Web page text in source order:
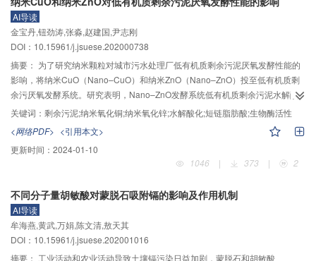
量的变化与试样摩擦磨损程度呈负相关：在水润滑条件下，随着纳米粒子含量
增加，摩擦系数与磨损率均出现明显降低，填充比例5%的复合材料摩擦学性能
最佳，摩擦系数整体较UHMWPE–橡胶材料降低35%，磨损率降低46.6%，磨
损表面形貌也随之发生改变；随着载荷的增加，复合材料的磨损率从1.25×10
mm3 /(N·m)降至0.40×10–6mm3/(N·m)。Nano–SiC的含量与工况载荷压力对摩
擦磨损均存在一定影响，即填充适量Nano–SiC的UHMWPE–橡胶复合材料能
减轻黏–滑现象，与一定工况压力下的对偶钢环组成的摩擦配副能有效改善摩擦
性能，有利于减小水润滑轴承的磨损，增强传动系统服役寿命。
AI导读
金宝丹,钮劲涛,张淼,赵建国,尹志刚
DOI：10.15961/j.jsuese.202000738
摘要： 为了研究纳米颗粒对城市污水处理厂低有机质剩余污泥厌氧发酵性能的
影响，将纳米CuO（Nano–CuO）和纳米ZnO（Nano–ZnO）投至低有机质剩
余污厌氧发酵系统。研究表明，Nano–ZnO发酵系统低有机质剩余污泥水解酸
化性能显著高于Nano–CuO发酵系统。蛋白酶活性随着Nano–CuO和Nano–
ZnO的投加量增加而增大，其中，投加量为100 mg/L时，蛋白酶活性分别为
25.15 EU/mg VSS（Nano–CuO）和46.71 EU/mg VSS（Nano–ZnO），α–葡
萄糖苷酶活性随着Nano–CuO和Nano–ZnO投加量先增加后降低，其中，10
mg/L Nano–CuO发酵系统蛋白酶活性最大为0.0037 EU/mg VSS，1 mg/L
磷酸酶活性均随着Nano–CuO和Nano–ZnO的增加而降低，而且Nano–ZnO系
统磷酸酶活性显著高于Nano–CuO系统。辅酶420活性随着Nano–ZnO的增加
而降低，但是随着Nano–CuO的增加而升高。terrimonas、chryseolinea、
ferruginibacter等丰富的水解功能菌促进Nano–ZnO发酵系统较高的SCFAs产
量。
关键词： 剩余污泥;纳米氧化铜;纳米氧化锌;水解酸化;短链脂肪酸;生物酶活性
<网络PDF> <引用本文>
更新时间： 2024-01-10
1046
| 373 | 2
不同分子量胡敏酸对蒙脱石吸附镉的影响及作用机制
AI导读
牟海燕,黄武,万娟,陈文清,敖天其
DOI：10.15961/j.jsuese.202001016
摘要： 工业活动和农业活动导致土壤镉污染日益加剧，蒙脱石和胡敏酸